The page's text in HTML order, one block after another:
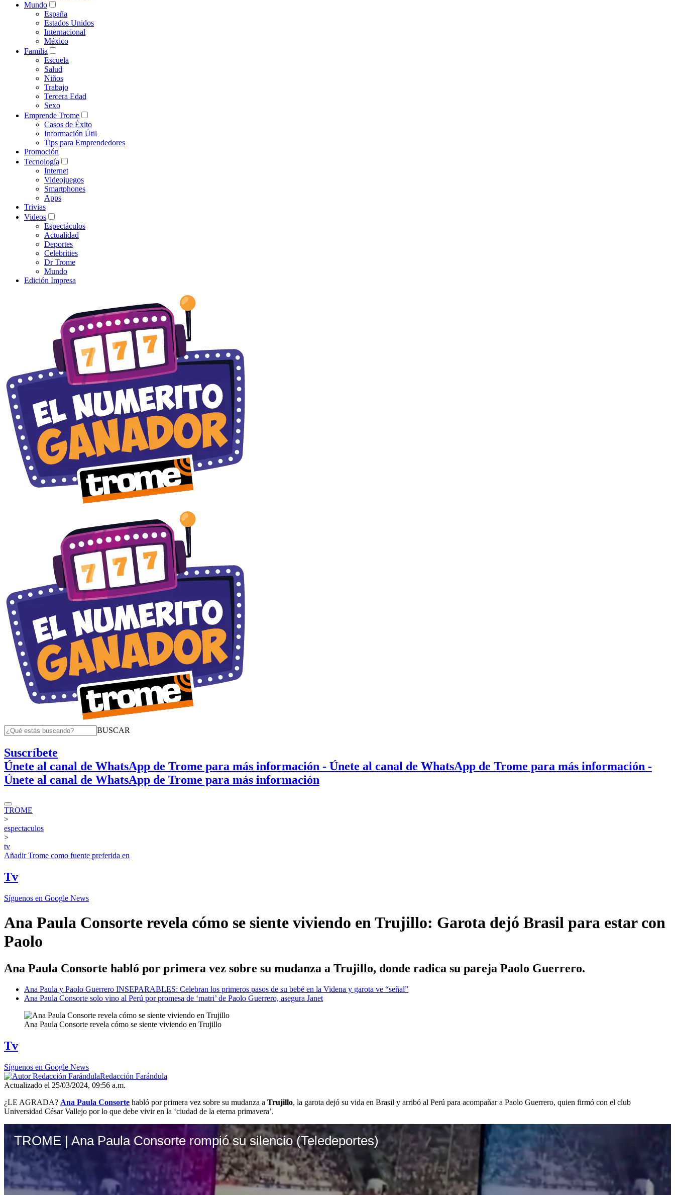
Mundo
España
Estados Unidos
Internacional
México
Familia
Escuela
Salud
Niños
Trabajo
Tercera Edad
Sexo
Emprende Trome
Casos de Éxito
Información Útil
Tips para Emprendedores
Promoción
Tecnología
Internet
Videojuegos
Smartphones
Apps
Trivias
Videos
Espectáculos
Actualidad
Deportes
Celebrities
Dr Trome
Mundo
Edición Impresa
BUSCAR
Suscríbete
Únete al canal de WhatsApp de Trome para más información - Únete al canal de WhatsApp de Trome para más información -
Únete al canal de WhatsApp de Trome para más información
TROME
>
espectaculos
>
tv
AñadirTrome como fuente preferida en
Tv
Síguenos en Google News
Ana Paula Consorte revela cómo se siente viviendo en Trujillo: Garota dejó Brasil para estar con
Paolo
Ana Paula Consorte habló por primera vez sobre su mudanza a Trujillo, donde radica su pareja Paolo Guerrero.
Ana Paula y Paolo Guerrero INSEPARABLES: Celebran los primeros pasos de su bebé en la Videna y garota ve “señal”
Ana Paula Consorte solo vino al Perú por promesa de ‘matri’ de Paolo Guerrero, asegura Janet
Ana Paula Consorte revela cómo se siente viviendo en Trujillo
Tv
Síguenos en Google News
Redacción Farándula
Actualizado el 25/03/2024, 09:56 a.m.
¿LE AGRADA? Ana Paula Consorte habló por primera vez sobre su mudanza a Trujillo, la garota dejó su vida en Brasil y arribó al Perú para acompañar a Paolo Guerrero, quien firmó con el club
Universidad César Vallejo por lo que debe vivir en la ‘ciudad de la eterna primavera’.
TROME | Ana Paula Consorte rompió su silencio (Teledeportes)